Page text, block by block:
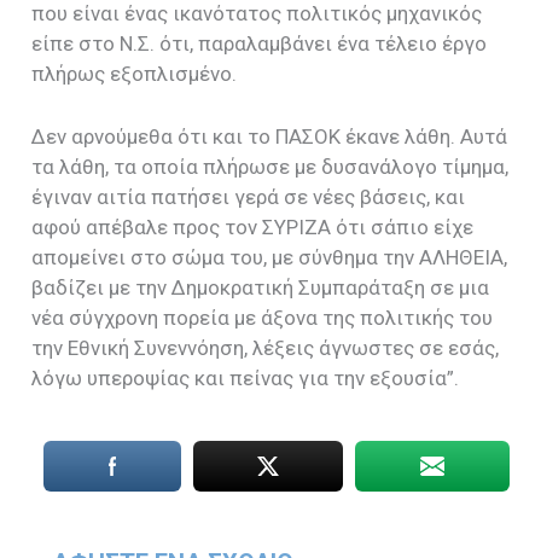
που είναι ένας ικανότατος πολιτικός μηχανικός
είπε στο Ν.Σ. ότι, παραλαμβάνει ένα τέλειο έργο
πλήρως εξοπλισμένο.
Δεν αρνούμεθα ότι και το ΠΑΣΟΚ έκανε λάθη. Αυτά
τα λάθη, τα οποία πλήρωσε με δυσανάλογο τίμημα,
έγιναν αιτία πατήσει γερά σε νέες βάσεις, και
αφού απέβαλε προς τον ΣΥΡΙΖΑ ότι σάπιο είχε
απομείνει στο σώμα του, με σύνθημα την ΑΛΗΘΕΙΑ,
βαδίζει με την Δημοκρατική Συμπαράταξη σε μια
νέα σύγχρονη πορεία με άξονα της πολιτικής του
την Εθνική Συνεννόηση, λέξεις άγνωστες σε εσάς,
λόγω υπεροψίας και πείνας για την εξουσία”.